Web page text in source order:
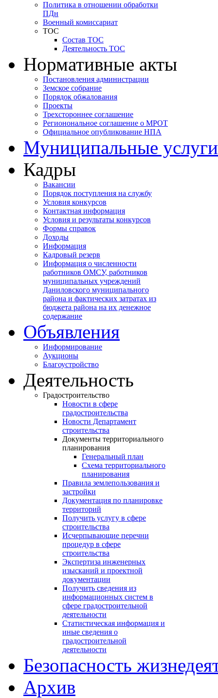
Политика в отношении обработки
ПДн
Военный комиссариат
ТОС
Состав ТОС
Деятельность ТОС
Нормативные акты
Постановления администрации
Земское собрание
Порядок обжалования
Проекты
Трехстороннее соглашение
Регионональное соглашение о МРОТ
Официальное опубликование НПА
Муниципальные услуги
Кадры
Вакансии
Порядок поступления на службу
Условия конкурсов
Контактная информация
Условия и результаты конкурсов
Формы справок
Доходы
Информация
Кадровый резерв
Информация о численности
работников ОМСУ, работников
муниципальных учреждений
Даниловского муниципального
района и фактических затратах из
бюджета района на их денежное
содержание
Объявления
Информирование
Аукционы
Благоустройство
Деятельность
Градостроительство
Новости в сфере
градостроительства
Новости Департамент
строительства
Документы территориального
планирования
Генеральный план
Схема территориального
планирования
Правила землепользования и
застройки
Документация по планировке
территорий
Получить услугу в сфере
строительства
Исчерпывающие перечни
процедур в сфере
строительства
Экспертиза инженерных
изысканий и проектной
документации
Получить сведения из
информационных систем в
сфере градостроительной
деятельности
Статистическая информация и
иные сведения о
градостроительной
деятельности
Безопасность
Архив